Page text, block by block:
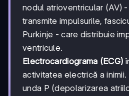
nodul atrioventricular (AV)
transmite impulsurile,
Purkinje - care distribuie
ventricule.
Electrocardiograma (ECG)
activitatea electrică a
unda P (depolarizarea